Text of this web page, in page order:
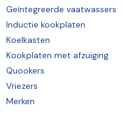
Geïntegreerde vaatwassers
Inductie kookplaten
Koelkasten
Kookplaten met afzuiging
Quookers
Vriezers
Merken